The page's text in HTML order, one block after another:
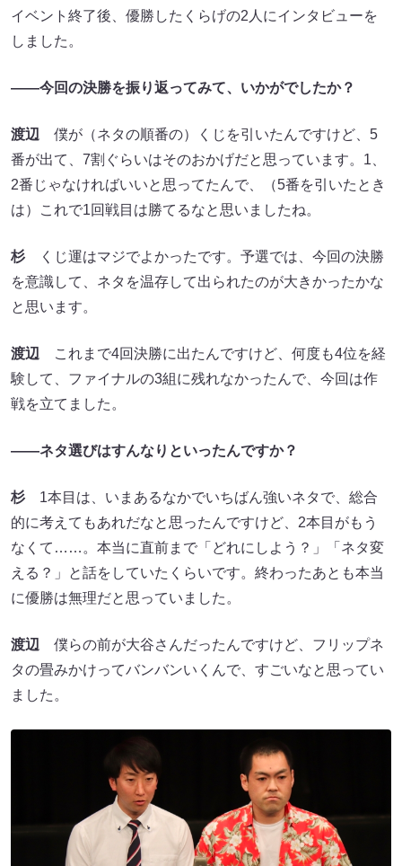
イベント終了後、優勝したくらげの2人にインタビューを
しました。
――今回の決勝を振り返ってみて、いかがでしたか？
渡辺 僕が（ネタの順番の）くじを引いたんですけど、5
番が出て、7割ぐらいはそのおかげだと思っています。1、
2番じゃなければいいと思ってたんで、（5番を引いたとき
は）これで1回戦目は勝てるなと思いましたね。
杉 くじ運はマジでよかったです。予選では、今回の決勝
を意識して、ネタを温存して出られたのが大きかったかな
と思います。
渡辺 これまで4回決勝に出たんですけど、何度も4位を経
験して、ファイナルの3組に残れなかったんで、今回は作
戦を立てました。
――ネタ選びはすんなりといったんですか？
杉 1本目は、いまあるなかでいちばん強いネタで、総合
的に考えてもあれだなと思ったんですけど、2本目がもう
なくて……。本当に直前まで「どれにしよう？」「ネタ変
える？」と話をしていたくらいです。終わったあとも本当
に優勝は無理だと思っていました。
渡辺 僕らの前が大谷さんだったんですけど、フリップネ
タの畳みかけってバンバンいくんで、すごいなと思ってい
ました。